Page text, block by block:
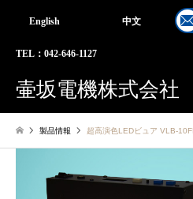
English 中文
TEL：042-646-1127
壷坂電機株式会社
製品情報 超高演色LEDビュア VLB-